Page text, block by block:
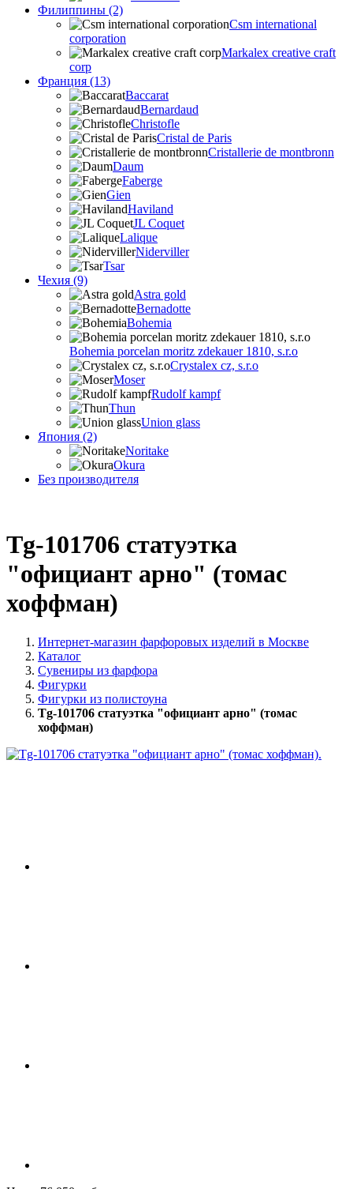
Филиппины (2)
Csm international
corporation
Markalex creative craft
corp
Франция (13)
Baccarat
Bernardaud
Christofle
Cristal de Paris
Cristallerie de montbronn
Daum
Faberge
Gien
Haviland
JL Coquet
Lalique
Niderviller
Tsar
Чехия (9)
Astra gold
Bernadotte
Bohemia
Bohemia porcelan moritz zdekauer 1810, s.r.o
Crystalex cz, s.r.o
Moser
Rudolf kampf
Thun
Union glass
Япония (2)
Noritake
Okura
Без производителя
Tg-101706 статуэтка
"официант арно" (томас
хоффман)
Интернет-магазин фарфоровых изделий в Москве
Каталог
Сувениры из фарфора
Фигурки
Фигурки из полистоуна
Tg-101706 статуэтка "официант арно" (томас
хоффман)